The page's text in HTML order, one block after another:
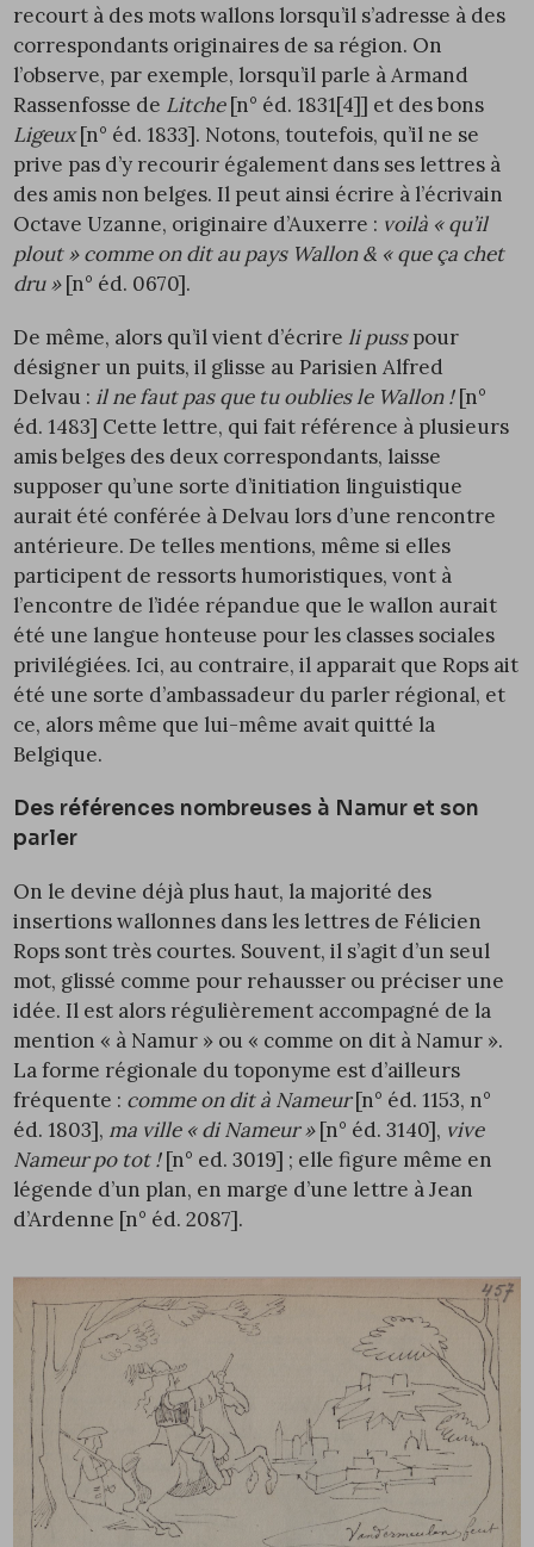
recourt à des mots wallons lorsqu’il s’adresse à des
correspondants originaires de sa région. On
l’observe, par exemple, lorsqu’il parle à Armand
Rassenfosse de Litche[n° éd. 1831[4]] et des bons
Ligeux[n° éd. 1833]. Notons, toutefois, qu’il ne se
prive pas d’y recourir également dans ses lettres à
des amis non belges. Il peut ainsi écrire à l’écrivain
Octave Uzanne, originaire d’Auxerre : voilà « qu’il
plout » comme on dit au pays Wallon & « que ça chet
dru »[n° éd. 0670].
De même, alors qu’il vient d’écrireli pusspour
désigner un puits, il glisse au Parisien Alfred
Delvau : il ne faut pas que tu oublies le Wallon ![n°
éd. 1483] Cette lettre, qui fait référence à plusieurs
amis belges des deux correspondants, laisse
supposer qu’une sorte d’initiation linguistique
aurait été conférée à Delvau lors d’une rencontre
antérieure. De telles mentions, même si elles
participent de ressorts humoristiques, vont à
l’encontre de l’idée répandue que le wallon aurait
été une langue honteuse pour les classes sociales
privilégiées. Ici, au contraire, il apparait que Rops ait
été une sorte d’ambassadeur du parler régional, et
ce, alors même que lui-même avait quitté la
Belgique.
Des références nombreuses à Namur et son
parler
On le devine déjà plus haut, la majorité des
insertions wallonnes dans les lettres de Félicien
Rops sont très courtes. Souvent, il s’agit d’un seul
mot, glissé comme pour rehausser ou préciser une
idée. Il est alors régulièrement accompagné de la
mention « à Namur » ou « comme on dit à Namur ».
La forme régionale du toponyme est d’ailleurs
fréquente : comme on dit à Nameur[n° éd. 1153, n°
éd. 1803], ma ville « di Nameur »[n° éd.3140], vive
Nameur po tot ![n° ed.3019] ; elle figure même en
légende d’un plan, en marge d’une lettre à Jean
d’Ardenne [n° éd.2087].